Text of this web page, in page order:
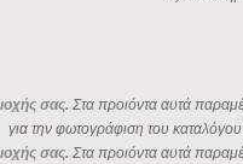
σας. Στα προιόντα αυτά
για την φωτογράφιση του
σας. Στα προιόντα αυτά